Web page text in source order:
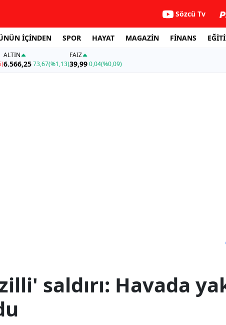
Sözcü Tv
İÇİNDEN SPOR HAYAT MAGAZİN FİNANS
ALTIN
6.566,2573,67(%1,13)
FAİZ
39,990,04(%0,09)
saldırı: Havada